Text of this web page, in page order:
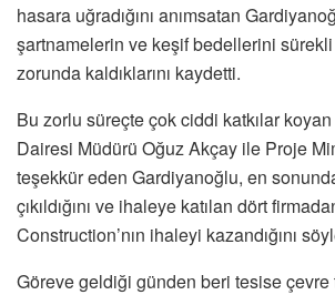
hasara uğradığını anımsatan
şartnamelerin ve keşif bedellerini
zorunda kaldıklarını kaydetti.
Bu zorlu süreçte çok ciddi katkılar
Dairesi Müdürü Oğuz Akçay ile Proje
teşekkür eden Gardiyanoğlu, en
çıkıldığını ve ihaleye katılan dört
Construction’nın ihaleyi kazandığını
Göreve geldiği günden beri tesise çevre